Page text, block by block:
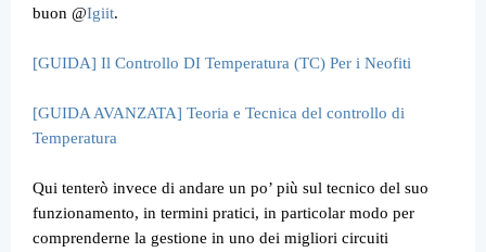
buon @Igiit.
[GUIDA] Il Controllo DI Temperatura (TC) Per i Neofiti
[GUIDA AVANZATA] Teoria e Tecnica del controllo di
Temperatura
Qui tenterò invece di andare un po’ più sul tecnico del suo
funzionamento, in termini pratici, in particolar modo per
comprenderne la gestione in uno dei migliori circuiti